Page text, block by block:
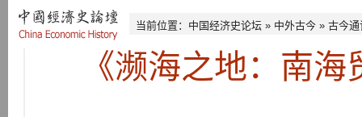
当前位置： 中国经济史论坛 » 中外古今 » 古今通
《濒海之地：南